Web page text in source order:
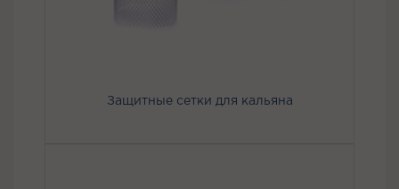
Защитные сетки для кальяна